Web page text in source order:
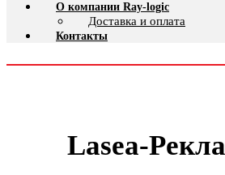
О компании Ray-logic
Доставка и оплата
Контакты
Lasea-